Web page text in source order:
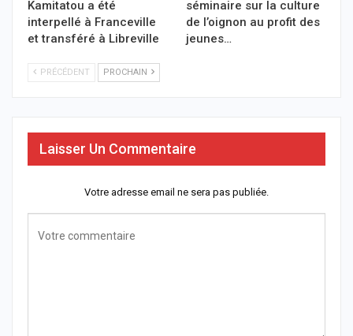
Kamitatou a été
interpellé à Franceville
et transféré à Libreville
séminaire sur la culture
de l’oignon au profit des
jeunes…
PRÉCÉDENT PROCHAIN
Laisser Un Commentaire
Votre adresse email ne sera pas publiée.